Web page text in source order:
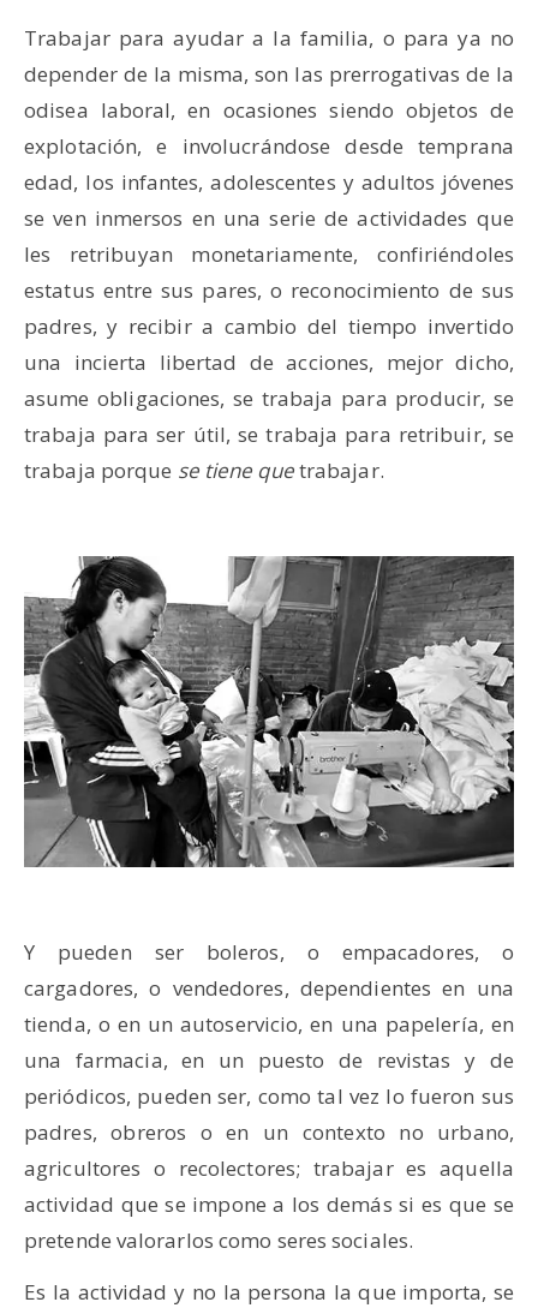
Trabajar para ayudar a la familia, o para ya no
depender de la misma, son las prerrogativas de la
odisea laboral, en ocasiones siendo objetos de
explotación, e involucrándose desde temprana
edad, los infantes, adolescentes y adultos jóvenes
se ven inmersos en una serie de actividades que
les retribuyan monetariamente, confiriéndoles
estatus entre sus pares, o reconocimiento de sus
padres, y recibir a cambio del tiempo invertido
una incierta libertad de acciones, mejor dicho,
asume obligaciones, se trabaja para producir, se
trabaja para ser útil, se trabaja para retribuir, se
trabaja porque se tiene quetrabajar.
Y pueden ser boleros, o empacadores, o
cargadores, o vendedores, dependientes en una
tienda, o en un autoservicio, en una papelería, en
una farmacia, en un puesto de revistas y de
periódicos, pueden ser, como tal vez lo fueron sus
padres, obreros o en un contexto no urbano,
agricultores o recolectores; trabajar es aquella
actividad que se impone a los demás si es que se
pretende valorarlos como seres sociales.
Es la actividad y no la persona la que importa, se